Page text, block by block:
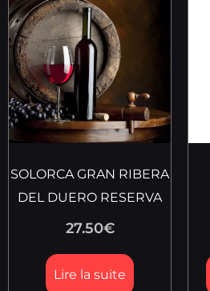
SOLORCA GRAN RIBERA
DEL DUERO RESERVA
27.50€
Lire la suite